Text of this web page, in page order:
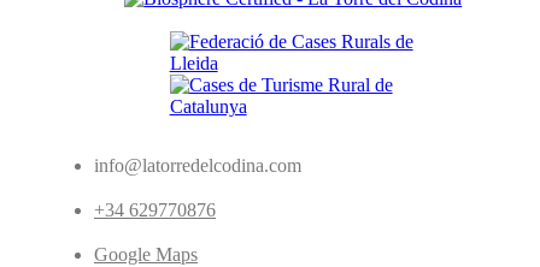
info@latorredelcodina.com
+34 629770876
Google Maps